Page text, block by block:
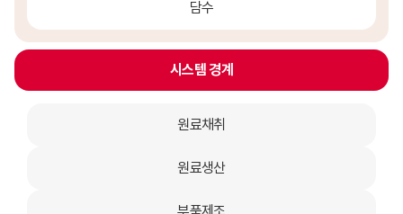
담수
시스템 경계
원료채취
원료생산